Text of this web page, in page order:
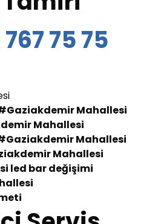
75 75
Mahallesi
Mahallesi
Mahallesi
Mahallesi
led bar değişimi